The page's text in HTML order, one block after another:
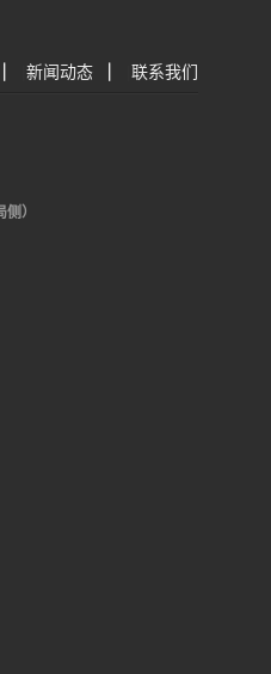
新闻动态 联系我们
）